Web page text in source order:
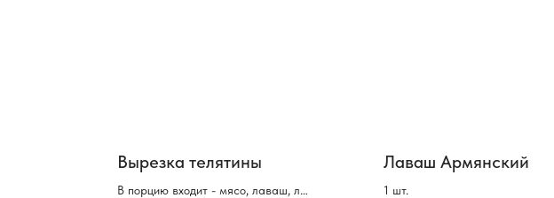
Вырезка телятины
В порцию входит - мясо, лаваш, лук
Лаваш Армянский
1 шт.